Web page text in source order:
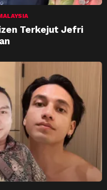
Terkejut Jefri